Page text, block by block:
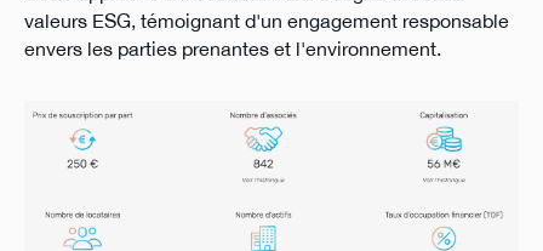
valeurs ESG, témoignant d'un engagement responsable
envers les parties prenantes et l'environnement.